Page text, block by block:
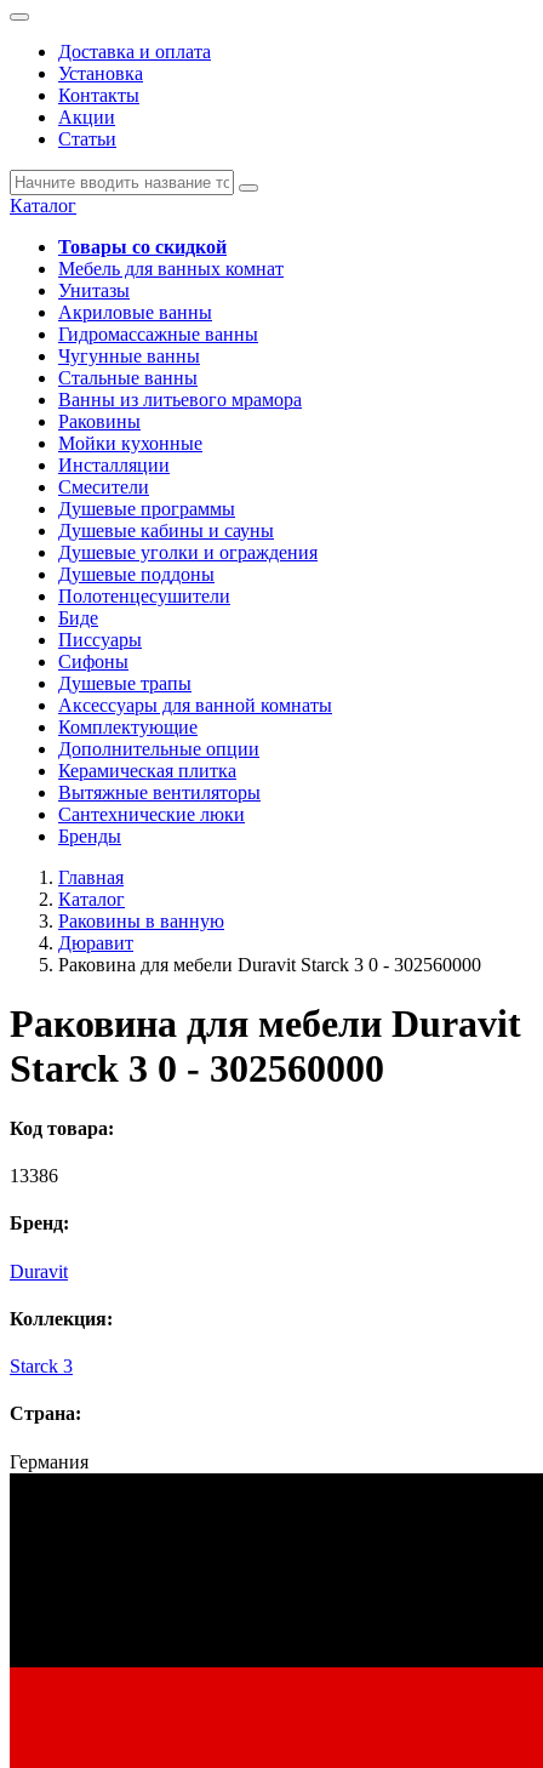
Доставка и оплата
Установка
Контакты
Акции
Статьи
Каталог
Товары со скидкой
Мебель для ванных комнат
Унитазы
Акриловые ванны
Гидромассажные ванны
Чугунные ванны
Стальные ванны
Ванны из литьевого мрамора
Раковины
Мойки кухонные
Инсталляции
Смесители
Душевые программы
Душевые кабины и сауны
Душевые уголки и ограждения
Душевые поддоны
Полотенцесушители
Биде
Писсуары
Сифоны
Душевые трапы
Аксессуары для ванной комнаты
Комплектующие
Дополнительные опции
Керамическая плитка
Вытяжные вентиляторы
Сантехнические люки
Бренды
Главная
Каталог
Раковины в ванную
Дюравит
Раковина для мебели Duravit Starck 3 0 - 302560000
Раковина для мебели Duravit
Starck 3 0 - 302560000
Код товара:
13386
Бренд:
Duravit
Коллекция:
Starck 3
Страна:
Германия